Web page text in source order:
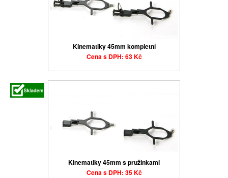
Kinematiky 45mm kompletní
Cena s DPH: 63 Kč
Kinematiky 45mm s pružinkami
Cena s DPH: 35 Kč